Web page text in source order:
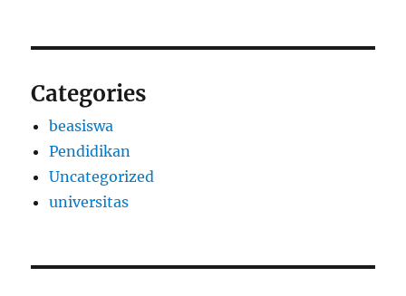
Categories
beasiswa
Pendidikan
Uncategorized
universitas